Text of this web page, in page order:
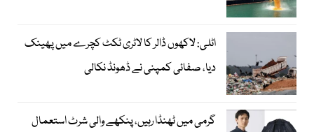
اٹلی: لاکھوں ڈالر کا لاٹری ٹکٹ کچرے میں پھینک
دیا، صفائی کمپنی نے ڈھونڈ نکالی
گرمی میں ٹھنڈا رہیں، پنکھے والی شرٹ استعمال